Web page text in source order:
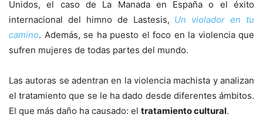
Unidos, el caso de La Manada en España o el éxito
internacional del himno de Lastesis, Un violador en tu
camino. Además, se ha puesto el foco en la violencia que
sufren mujeres de todas partes del mundo.
Las autoras se adentran en la violencia machista y analizan
el tratamiento que se le ha dado desde diferentes ámbitos.
El que más daño ha causado: el tratamiento cultural.